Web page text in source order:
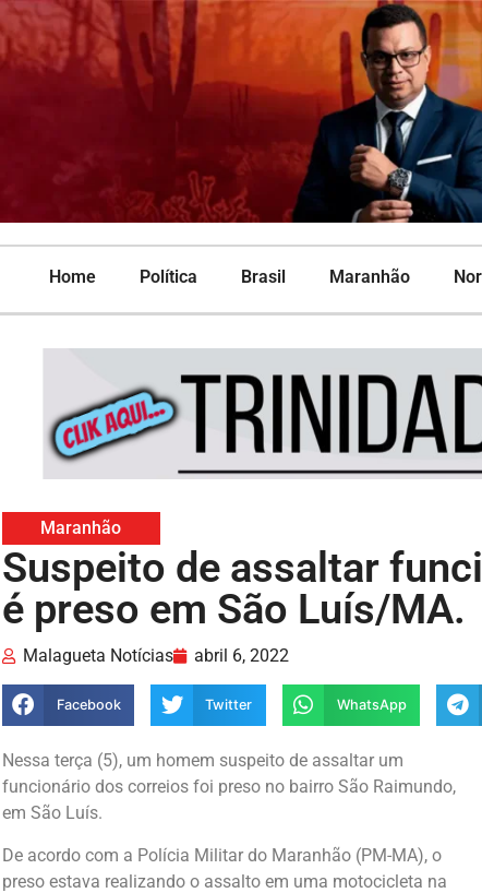
Home Política Brasil Maranhão
Maranhão
Suspeito de assaltar
é preso em São Luís/MA.
Malagueta Notícias abril 6, 2022
Facebook Twitter WhatsApp
Nessa terça (5), um homem suspeito de assaltar um
funcionário dos correios foi preso no bairro São Raimundo,
em São Luís.
De acordo com a Polícia Militar do Maranhão (PM-MA), o
preso estava realizando o assalto em uma motocicleta na